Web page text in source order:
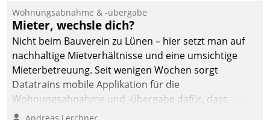
und Beschwerde-Management einen eigenen Kanal
ein.
Wohnungsabnahme & -übergabe
Mieter, wechsle dich?
Nicht beim Bauverein zu Lünen – hier setzt man auf
nachhaltige Mietverhältnisse und eine umsichtige
Mieterbetreuung. Seit wenigen Wochen sorgt
Datatrains mobile Applikation für die
Wohnungsabnahme und -übergabe dafür, dass
Mieter wohlgeordnet kommen und, so es sein muss,
Andreas Lerchner